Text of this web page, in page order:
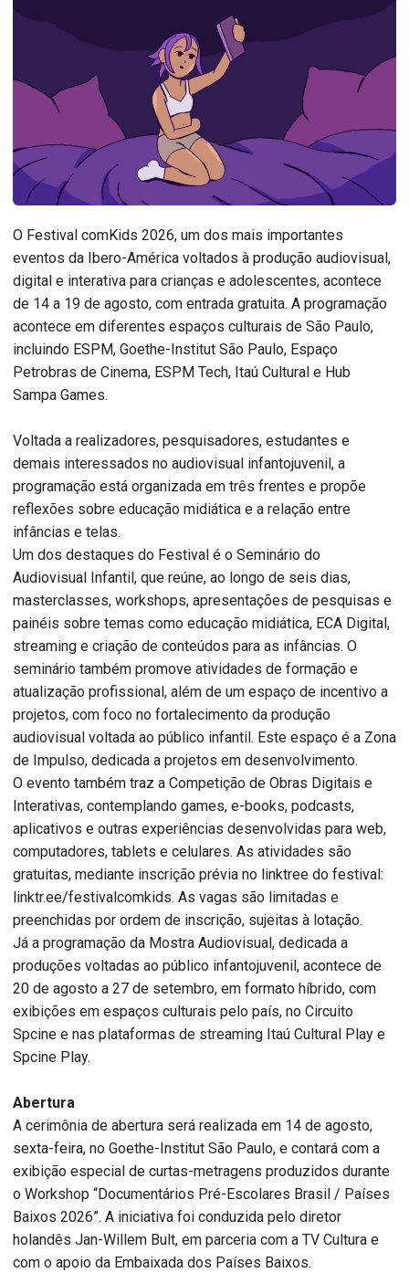
O Festival comKids 2026, um dos mais importantes
eventos da Ibero-América voltados à produção audiovisual,
digital e interativa para crianças e adolescentes, acontece
de 14 a 19 de agosto, com entrada gratuita. A programação
acontece em diferentes espaços culturais de São Paulo,
incluindo ESPM, Goethe-Institut São Paulo, Espaço
Petrobras de Cinema, ESPM Tech, Itaú Cultural e Hub
Sampa Games.
Voltada a realizadores, pesquisadores, estudantes e
demais interessados no audiovisual infantojuvenil, a
programação está organizada em três frentes e propõe
reflexões sobre educação midiática e a relação entre
infâncias e telas.
Um dos destaques do Festival é o Seminário do
Audiovisual Infantil, que reúne, ao longo de seis dias,
masterclasses, workshops, apresentações de pesquisas e
painéis sobre temas como educação midiática, ECA Digital,
streaming e criação de conteúdos para as infâncias. O
seminário também promove atividades de formação e
atualização profissional, além de um espaço de incentivo a
projetos, com foco no fortalecimento da produção
audiovisual voltada ao público infantil. Este espaço é a Zona
de Impulso, dedicada a projetos em desenvolvimento.
O evento também traz a Competição de Obras Digitais e
Interativas, contemplando games, e-books, podcasts,
aplicativos e outras experiências desenvolvidas para web,
computadores, tablets e celulares. As atividades são
gratuitas, mediante inscrição prévia no linktree do festival:
linktr.ee/festivalcomkids. As vagas são limitadas e
preenchidas por ordem de inscrição, sujeitas à lotação.
Já a programação da Mostra Audiovisual, dedicada a
produções voltadas ao público infantojuvenil, acontece de
20 de agosto a 27 de setembro, em formato híbrido, com
exibições em espaços culturais pelo país, no Circuito
Spcine e nas plataformas de streaming Itaú Cultural Play e
Spcine Play.
Abertura
A cerimônia de abertura será realizada em 14 de agosto,
sexta-feira, no Goethe-Institut São Paulo, e contará com a
exibição especial de curtas-metragens produzidos durante
o Workshop “Documentários Pré-Escolares Brasil / Países
Baixos 2026”. A iniciativa foi conduzida pelo diretor
holandês Jan-Willem Bult, em parceria com a TV Cultura e
com o apoio da Embaixada dos Países Baixos.